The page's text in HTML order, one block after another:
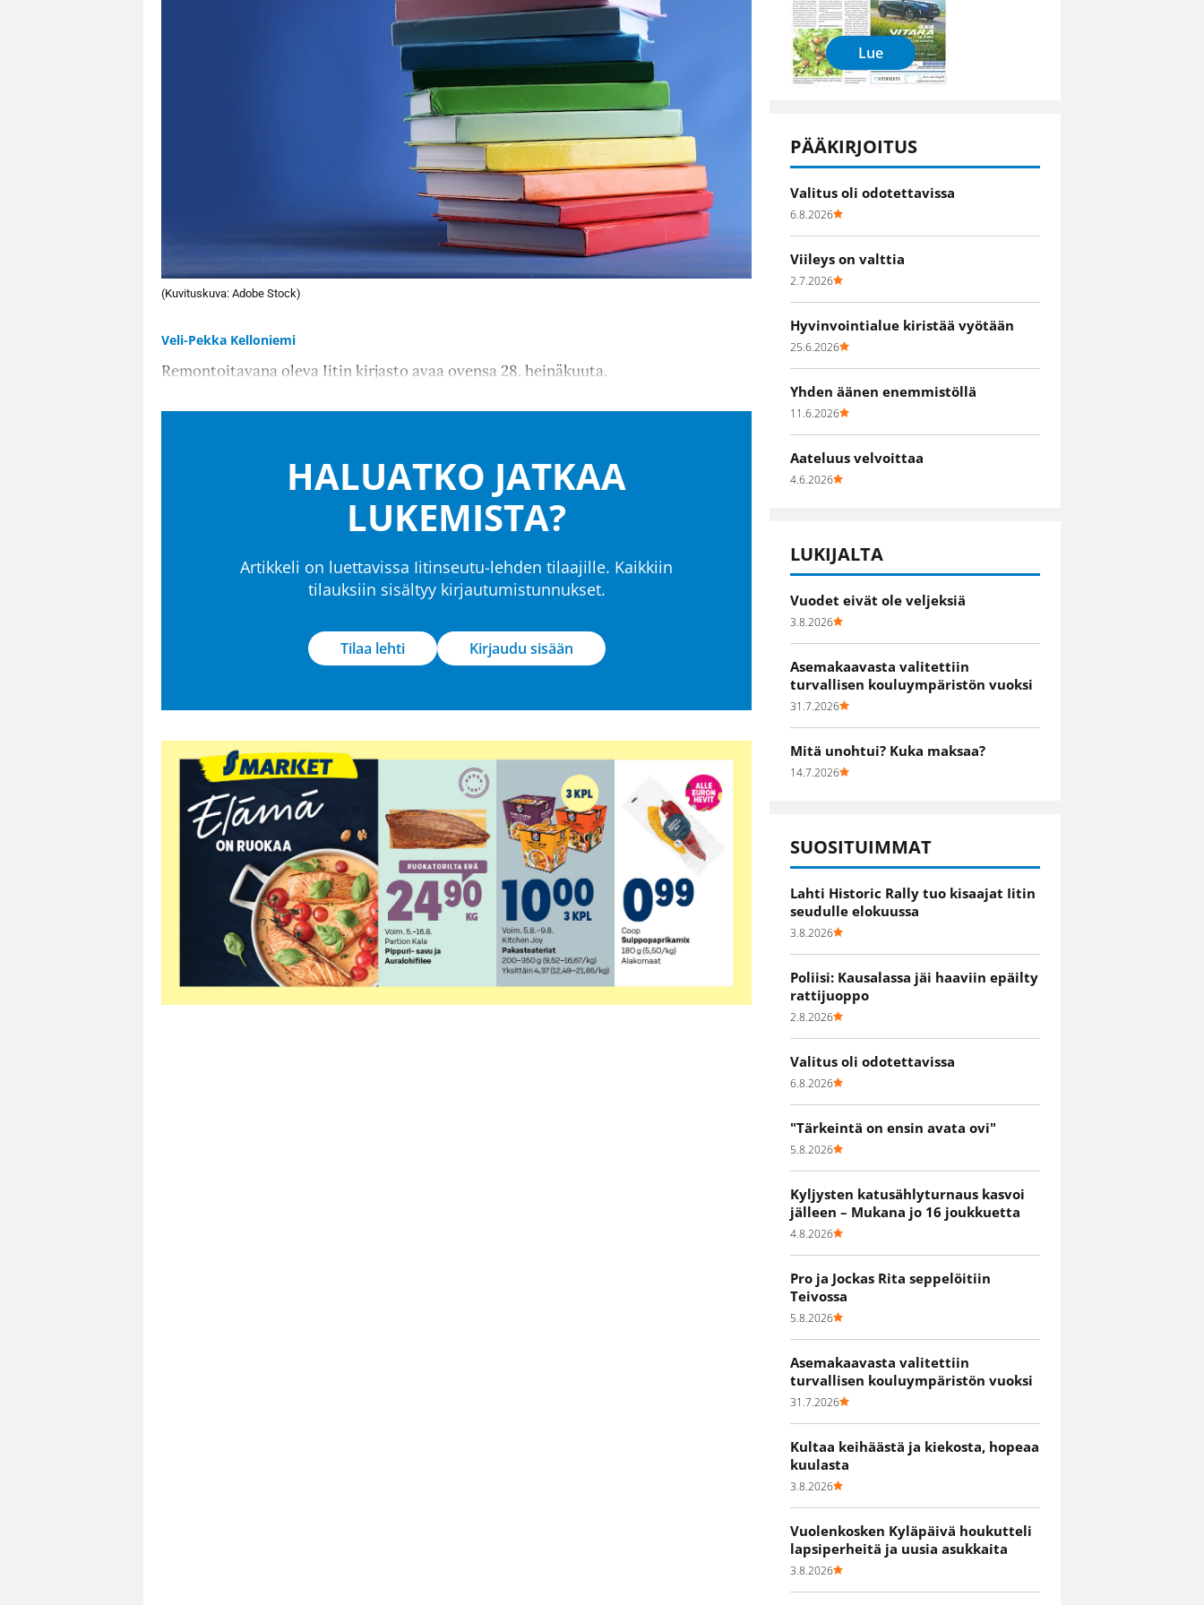
(Kuvituskuva: Adobe Stock)
Veli-Pekka Kelloniemi
Remontoitavana oleva Iitin kirjasto avaa ovensa 28. heinäkuuta.
HALUATKO JATKAA
LUKEMISTA?
Artikkeli on luettavissa Iitinseutu-lehden tilaajille. Kaikkiin
tilauksiin sisältyy kirjautumistunnukset.
Tilaa lehti Kirjaudu sisään
Lue
PÄÄKIRJOITUS
Valitus oli odotettavissa
6.8.2026
Viileys on valttia
2.7.2026
Hyvinvointialue kiristää vyötään
25.6.2026
Yhden äänen enemmistöllä
11.6.2026
Aateluus velvoittaa
4.6.2026
LUKIJALTA
Vuodet eivät ole veljeksiä
3.8.2026
Asemakaavasta valitettiin
turvallisen kouluympäristön vuoksi
31.7.2026
Mitä unohtui? Kuka maksaa?
14.7.2026
SUOSITUIMMAT
Lahti Historic Rally tuo kisaajat Iitin
seudulle elokuussa
3.8.2026
Poliisi: Kausalassa jäi haaviin epäilty
rattijuoppo
2.8.2026
Valitus oli odotettavissa
6.8.2026
"Tärkeintä on ensin avata ovi"
5.8.2026
Kyljysten katusählyturnaus kasvoi
jälleen – Mukana jo 16 joukkuetta
4.8.2026
Pro ja Jockas Rita seppelöitiin
Teivossa
5.8.2026
Asemakaavasta valitettiin
turvallisen kouluympäristön vuoksi
31.7.2026
Kultaa keihäästä ja kiekosta, hopeaa
kuulasta
3.8.2026
Vuolenkosken Kyläpäivä houkutteli
lapsiperheitä ja uusia asukkaita
3.8.2026